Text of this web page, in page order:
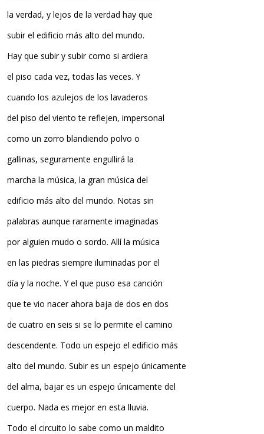
la verdad, y lejos de la verdad hay que
subir el edificio más alto del mundo.
Hay que subir y subir como si ardiera
el piso cada vez, todas las veces. Y
cuando los azulejos de los lavaderos
del piso del viento te reflejen, impersonal
como un zorro blandiendo polvo o
gallinas, seguramente engullirá la
marcha la música, la gran música del
edificio más alto del mundo. Notas sin
palabras aunque raramente imaginadas
por alguien mudo o sordo. Allí la música
en las piedras siempre iluminadas por el
día y la noche. Y el que puso esa canción
que te vio nacer ahora baja de dos en dos
de cuatro en seis si se lo permite el camino
descendente. Todo un espejo el edificio más
alto del mundo. Subir es un espejo únicamente
del alma, bajar es un espejo únicamente del
cuerpo. Nada es mejor en esta lluvia.
Todo el circuito lo sabe como un maldito